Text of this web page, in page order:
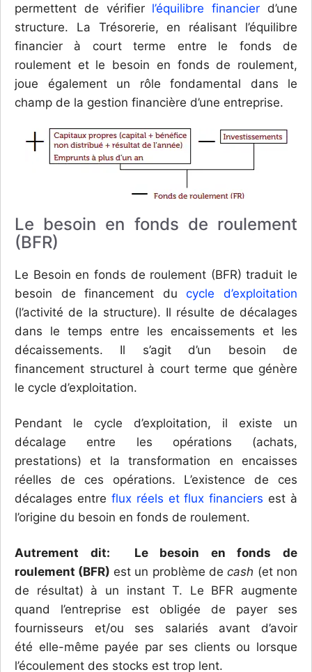
permettent de vérifierl’équilibre financier d’une
structure. La Trésorerie, en réalisant l’équilibre
financier à court terme entre le fonds de
roulement et le besoin en fonds de roulement,
joue également un rôle fondamental dans le
champ de la gestion financière d’une entreprise.
Le besoin en fonds de roulement
(BFR)
Le Besoin en fonds de roulement (BFR) traduit le
besoin de financement ducycle d’exploitation
(l’activité de la structure). Il résulte de décalages
dans le temps entre les encaissements et les
décaissements. Il s’agit d’un besoin de
financement structurel à court terme que génère
le cycle d’exploitation.
Pendant le cycle d’exploitation, il existe un
décalage entre les opérations (achats,
prestations) et la transformation en encaisses
réelles de ces opérations. L’existence de ces
décalages entre flux réels et flux financiers est à
l’origine du besoin en fonds de roulement.
Autrement dit:
Le besoin en fonds de
roulement (BFR) est un problème decash (et non
de résultat) à un instant T. Le BFR augmente
quand l’entreprise est obligée de payer ses
fournisseurs et/ou ses salariés avant d’avoir
été elle-même payée par ses clients ou lorsque
l’écoulement des stocks est trop lent.